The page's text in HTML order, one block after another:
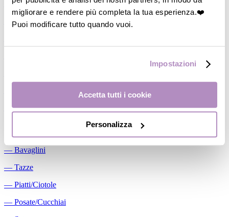
migliorare e rendere più completa la tua esperienza.❤️
Puoi modificare tutto quando vuoi.
Impostazioni
Accetta tutti i cookie
Personalizza
―
Tettarelle
―Succhietti
Conservalatte Materno
―Massaggiagengive
― Bavaglini
― Tazze
― Piatti/Ciotole
― Posate/Cucchiai